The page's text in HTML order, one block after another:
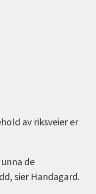
av riksveier er
de
sier Handagard.